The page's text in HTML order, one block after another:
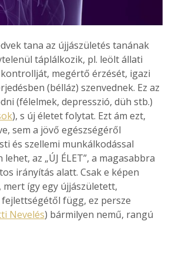
tana az újjászületés tanának
táplálkozik, pl. leölt állati
megértő érzését, igazi
(bélláz) szenvednek. Ez az
(félelmek, depresszió, düh stb.)
), s új életet folytat. Ezt ám ezt,
sem a jövő egészségéről
és szellemi munkálkodással
az „ÚJ ÉLET”, a magasabbra
irányítás alatt. Csak e képen
így egy újjászületett,
fejlettségétől függ, ez persze
Nevelés) bármilyen nemű, rangú